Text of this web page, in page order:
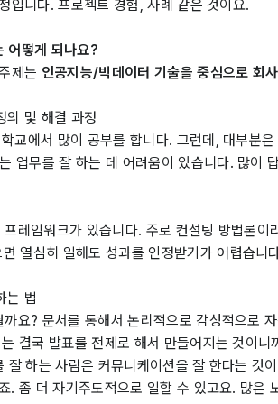
입니다. 프로젝트 경험, 사례 같은 것이요.
어떻게 되나요?
제는 인공지능/빅데이터 기술을 중심으로 회
의 및 해결 과정
교에서 많이 공부를 합니다. 그런데, 대부분
업무를 잘 하는 데 어려움이 있습니다. 많이
레임워크가 있습니다. 주로 컨설팅 방법론이
열심히 일해도 성과를 인정받기가 어렵습니
는 법
요? 문서를 통해서 논리적으로 감성적으로
결국 발표를 전제로 해서 만들어지는 것이니
잘 하는 사람은 커뮤니케이션을 잘 한다는 것
. 좀 더 자기주도적으로 일할 수 있고요. 많은